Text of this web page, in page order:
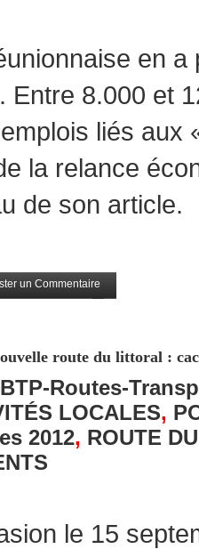
en a
8.000 et
liés aux
la relance
de son
un Commentaire
route du littoral :
BTP-Routes-
LOCALES,
2012, ROUTE
le 15